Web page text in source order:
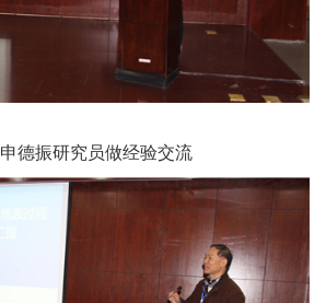
申德振研究员做经验交流